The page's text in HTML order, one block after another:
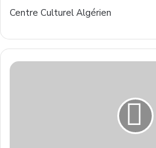
Centre Culturel Algérien